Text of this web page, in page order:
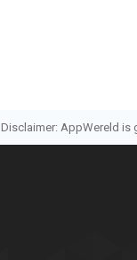
Disclaimer: AppWereld is